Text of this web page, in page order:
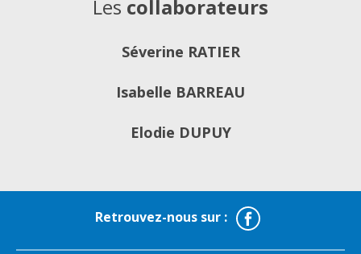
Les collaborateurs
Séverine RATIER
Isabelle BARREAU
Elodie DUPUY
Retrouvez-nous sur : Facebook